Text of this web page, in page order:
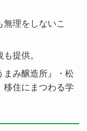
無理をしないこ
提供。
まみ醸造所』・松
移住にまつわる学